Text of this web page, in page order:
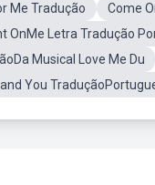
Me Tradução Come
OnMe Letra Tradução
Musical Love Me Du
You